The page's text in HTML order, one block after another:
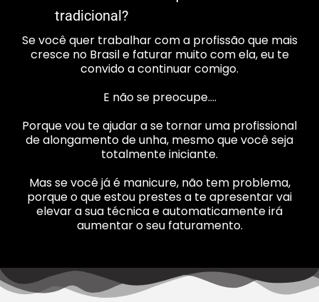
tradicional?
Se você quer trabalhar com a profissão que mais
cresce no Brasil e faturar muito com ela, eu te
convido a continuar comigo.
E não se preocupe….
Porque vou te ajudar a se tornar uma profissional
de alongamento de unha, mesmo que você seja
totalmente iniciante.
Mas se você já é manicure, não tem problema,
porque o que estou prestes a te apresentar vai
elevar a sua técnica e automaticamente irá
aumentar o seu faturamento.